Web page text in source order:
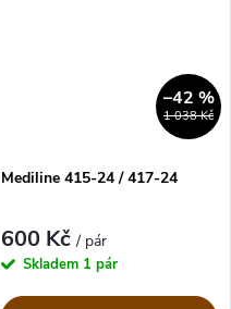
1 038 Kč
–42 %
Mediline 415-24 / 417-24
600 Kč/ pár
Skladem 1 pár